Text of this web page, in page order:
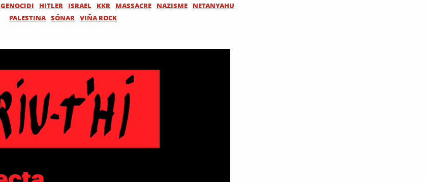
GENOCIDI HITLER ISRAEL KKR MASSACRE NAZISME
NETANYAHU
PALESTINA SÓNAR VIÑA ROCK